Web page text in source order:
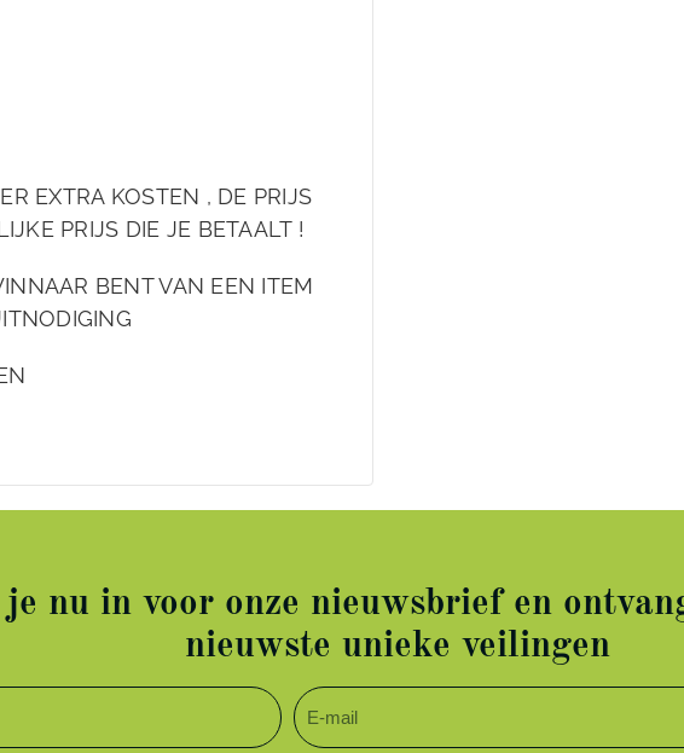
EXTRA KOSTEN , DE PRIJS
PRIJS DIE JE BETAALT !
BENT VAN EEN ITEM
nu in voor onze nieuwsbrief en
nieuwste unieke veilingen